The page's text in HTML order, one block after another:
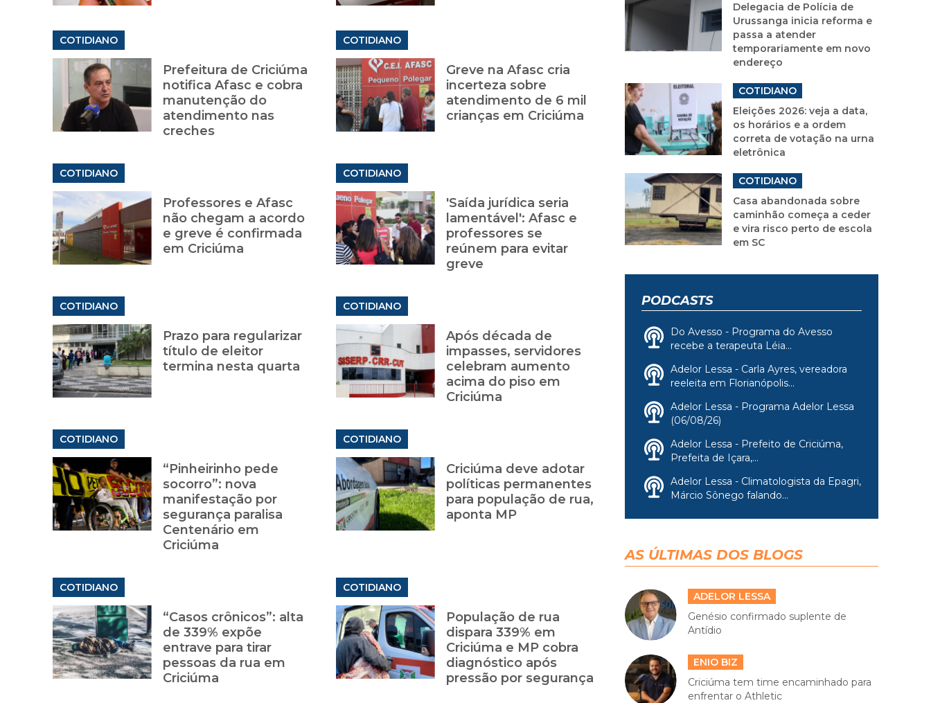
COTIDIANO
Prefeitura de Criciúma
notifica Afasc e cobra
manutenção do
atendimento nas
creches
COTIDIANO
Greve na Afasc cria
incerteza sobre
atendimento de 6 mil
crianças em Criciúma
COTIDIANO
Professores e Afasc
não chegam a acordo
e greve é confirmada
em Criciúma
COTIDIANO
'Saída jurídica seria
lamentável': Afasc e
professores se
reúnem para evitar
greve
COTIDIANO
Prazo para regularizar
título de eleitor
termina nesta quarta
COTIDIANO
Após década de
impasses, servidores
celebram aumento
acima do piso em
Criciúma
COTIDIANO
“Pinheirinho pede
socorro”: nova
manifestação por
segurança paralisa
Centenário em
Criciúma
COTIDIANO
Criciúma deve adotar
políticas permanentes
para população de rua,
aponta MP
COTIDIANO
“Casos crônicos”: alta
de 339% expõe
entrave para tirar
pessoas da rua em
Criciúma
COTIDIANO
População de rua
dispara 339% em
Criciúma e MP cobra
diagnóstico após
pressão por segurança
Delegacia de Polícia de
Urussanga inicia reforma e
passa a atender
temporariamente em novo
endereço
COTIDIANO
Eleições 2026: veja a data,
os horários e a ordem
correta de votação na urna
eletrônica
COTIDIANO
Casa abandonada sobre
caminhão começa a ceder
e vira risco perto de escola
em SC
PODCASTS
Do Avesso - Programa do Avesso
recebe a terapeuta Léia...
Adelor Lessa - Carla Ayres, vereadora
reeleita em Florianópolis...
Adelor Lessa - Programa Adelor Lessa
(06/08/26)
Adelor Lessa - Prefeito de Criciúma,
Prefeita de Içara,...
Adelor Lessa - Climatologista da Epagri,
Márcio Sônego falando...
AS ÚLTIMAS DOS BLOGS
ADELOR LESSA
Genésio confirmado suplente de
Antídio
ENIO BIZ
Criciúma tem time encaminhado para
enfrentar o Athletic